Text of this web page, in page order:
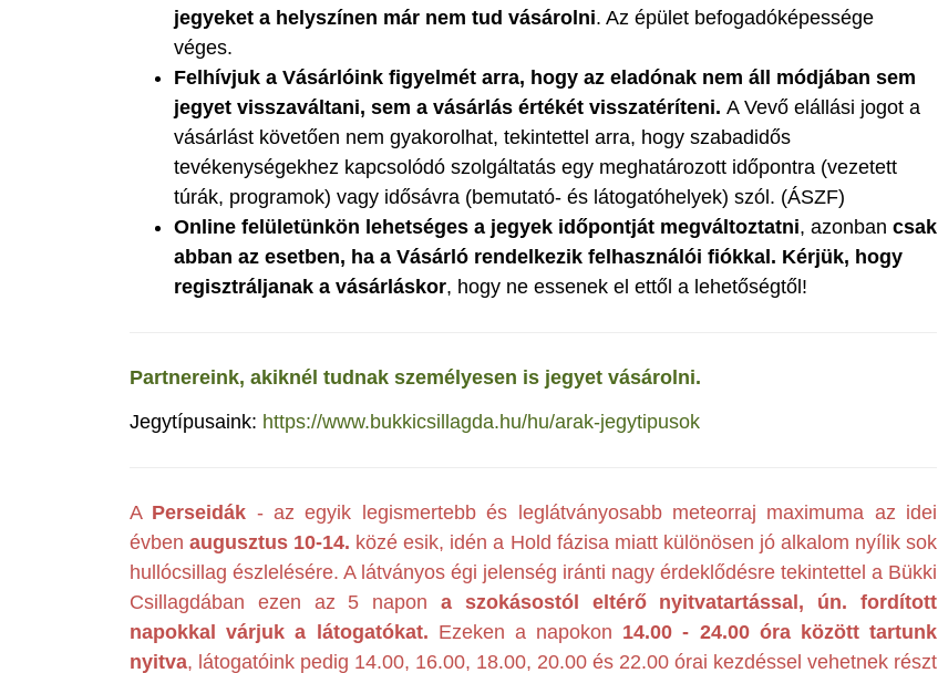
jegyeket a helyszínen már nem tud vásárolni. Az épület befogadóképessége
véges.
Felhívjuk a Vásárlóink figyelmét arra, hogy az eladónak nem áll módjában sem
jegyet visszaváltani, sem a vásárlás értékét visszatéríteni. A Vevő elállási jogot a
vásárlást követően nem gyakorolhat, tekintettel arra, hogy szabadidős
tevékenységekhez kapcsolódó szolgáltatás egy meghatározott időpontra (vezetett
túrák, programok) vagy idősávra (bemutató- és látogatóhelyek) szól. (ÁSZF)
Online felületünkön lehetséges a jegyek időpontját megváltoztatni, azonban csak
abban az esetben, ha a Vásárló rendelkezik felhasználói fiókkal. Kérjük, hogy
regisztráljanak a vásárláskor, hogy ne essenek el ettől a lehetőségtől!
Partnereink, akiknél tudnak személyesen is jegyet vásárolni.
Jegytípusaink: https://www.bukkicsillagda.hu/hu/arak-jegytipusok
A Perseidák - az egyik legismertebb és leglátványosabb meteorraj maximuma az idei
évbenaugusztus 10-14. közé esik, idén a Hold fázisa miatt különösen jó alkalom nyílik sok
hullócsillag észlelésére. A látványos égi jelenség iránti nagy érdeklődésre tekintettel a Bükki
Csillagdában ezen az 5 napon a szokásostól eltérő nyitvatartással, ún. fordított
napokkal várjuk a látogatókat. Ezeken a napokon 14.00 - 24.00 óra között tartunk
nyitva, látogatóink pedig 14.00, 16.00, 18.00, 20.00 és 22.00 órai kezdéssel vehetnek részt